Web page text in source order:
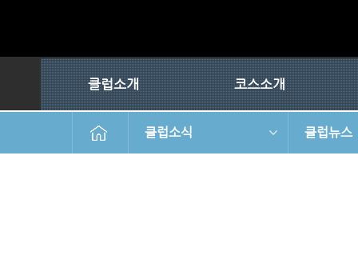
클럽소개 코스소개
클럽소식 클럽뉴스